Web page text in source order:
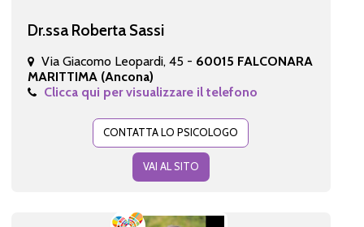
Dr.ssa Roberta Sassi
Via Giacomo Leopardi, 45 - 60015 FALCONARA
MARITTIMA (Ancona)
Clicca qui per visualizzare il telefono
CONTATTA LO PSICOLOGO
VAI AL SITO